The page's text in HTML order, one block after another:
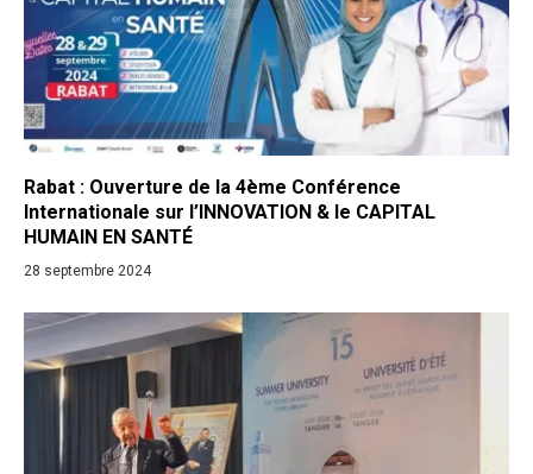
Rabat : Ouverture de la 4ème Conférence
Internationale sur l’INNOVATION & le CAPITAL
HUMAIN EN SANTÉ
28 septembre 2024